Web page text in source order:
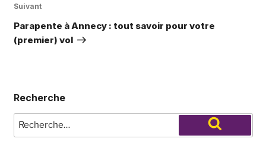
Article
suivant
Suivant
Parapente à Annecy : tout savoir pour votre
(premier) vol
Recherche
Recherche
Recherche